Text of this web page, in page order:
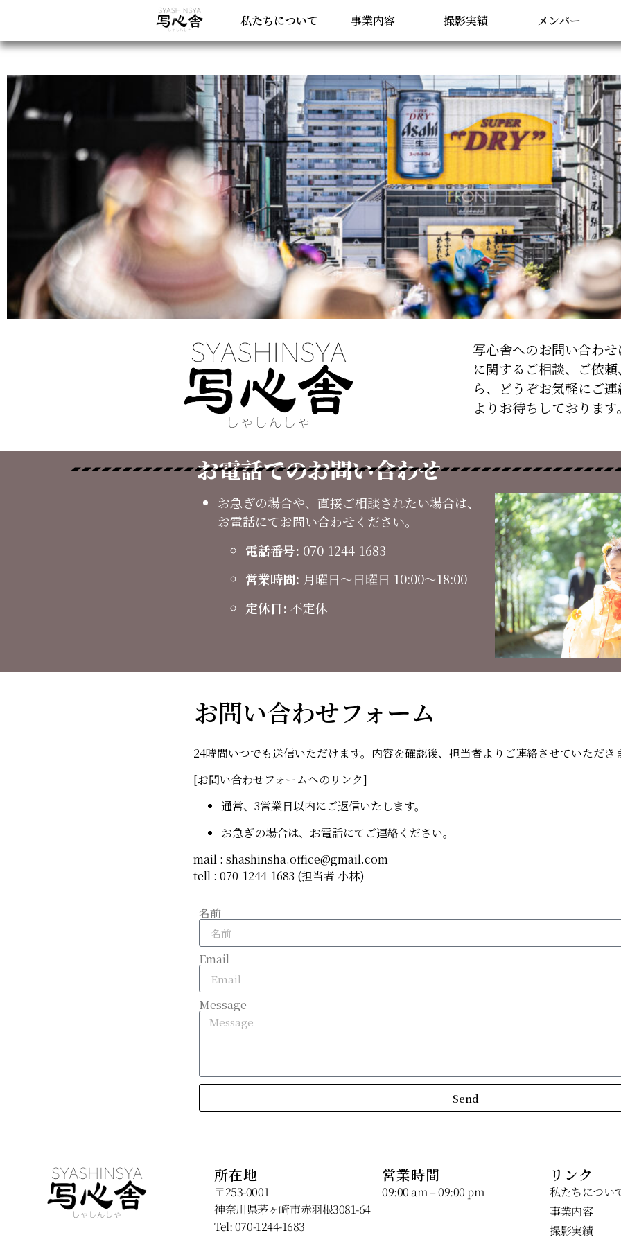
私たちについて 事業内容 撮影実績 メンバー
お問い合わせ
写心舎へのお問い合わ
に関するご相談、ご依
ら、どうぞお気軽にご
よりお待ちしております
お電話でのお問い合わせ
お急ぎの場合や、直接ご相談されたい場合は、
お電話にてお問い合わせください。
電話番号: 070-1244-1683
営業時間: 月曜日～日曜日 10:00～18:00
定休日: 不定休
お問い合わせフォーム
24時間いつでも送信いただけます。内容を確認後、担当者よりご連絡させていただき
[お問い合わせフォームへのリンク]
通常、3営業日以内にご返信いたします。
お急ぎの場合は、お電話にてご連絡ください。
mail : shashinsha.office@gmail.com
tell : 070-1244-1683 (担当者 小林)
名前
Email
Message
Send
所在地
〒253-0001
神奈川県茅ヶ崎市赤羽根3081-64
Tel: 070-1244-1683
営業時間
09:00 am – 09:00 pm
リンク
私たちについ
事業内容
撮影実績